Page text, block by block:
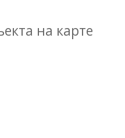
на карте